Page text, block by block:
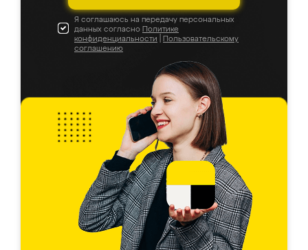
Я соглашаюсь на передачу персональных
данных согласно Политике
конфиденциальности
Пользовательскому
соглашению